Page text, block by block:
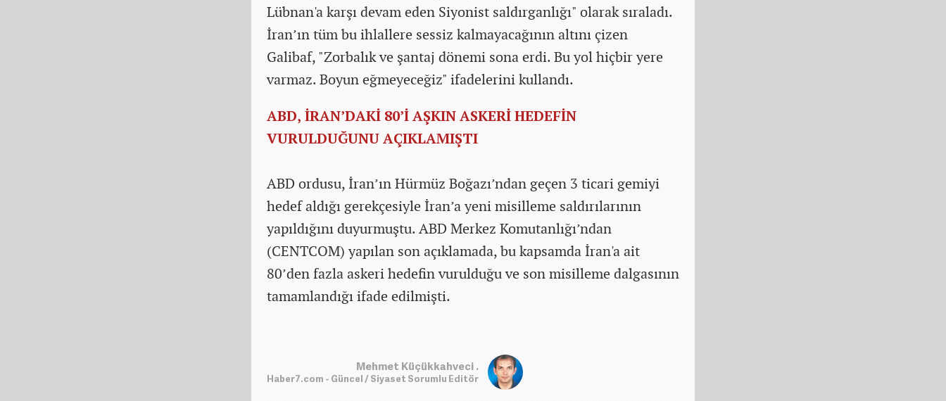
Lübnan'a karşı devam eden Siyonist saldırganlığı" olarak sıraladı.
İran’ın tüm bu ihlallere sessiz kalmayacağının altını çizen
Galibaf, "Zorbalık ve şantaj dönemi sona erdi. Bu yol hiçbir yere
varmaz. Boyun eğmeyeceğiz" ifadelerini kullandı.
ABD, İRAN’DAKİ 80’İ AŞKIN ASKERİ HEDEFİN
VURULDUĞUNU AÇIKLAMIŞTI
ABD ordusu, İran’ın Hürmüz Boğazı’ndan geçen 3 ticari gemiyi
hedef aldığı gerekçesiyle İran’a yeni misilleme saldırılarının
yapıldığını duyurmuştu. ABD Merkez Komutanlığı’ndan
(CENTCOM) yapılan son açıklamada, bu kapsamda İran'a ait
80’den fazla askeri hedefin vurulduğu ve son misilleme dalgasının
tamamlandığı ifade edilmişti.
Mehmet Küçükkahveci .
Haber7.com - Güncel / Siyaset Sorumlu Editör